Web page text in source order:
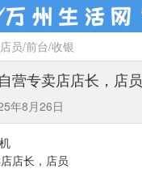
店员/前台/收银
营专卖店店长，店员
年8月26日
店长，店员